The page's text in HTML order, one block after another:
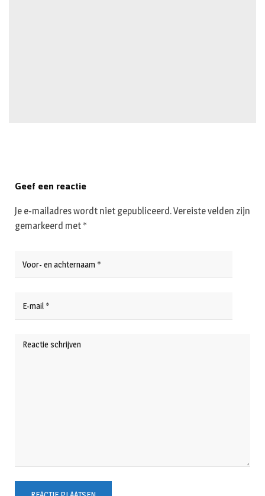
Geef een reactie
Je e-mailadres wordt niet gepubliceerd.Vereiste velden zijn
gemarkeerd met *